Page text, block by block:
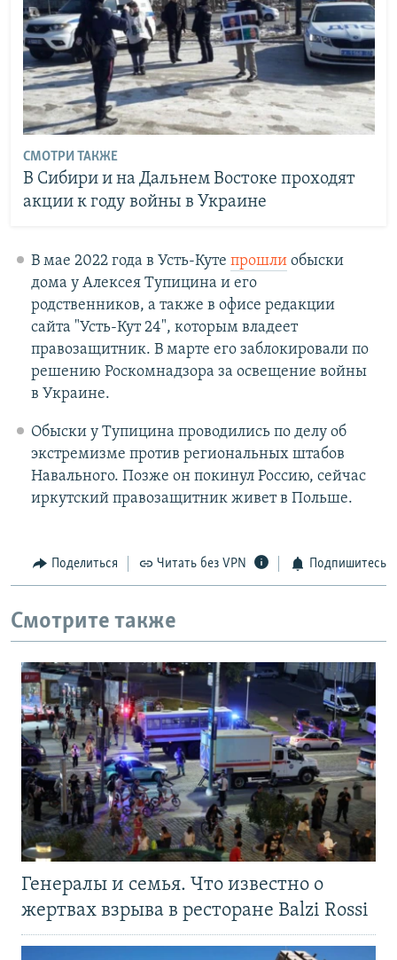
СМОТРИ ТАКЖЕ
В Сибири и на Дальнем Востоке проходят
акции к году войны в Украине
В мае 2022 года в Усть-Куте прошлиобыски
дома у Алексея Тупицина и его
родственников, а также в офисе редакции
сайта "Усть-Кут 24", которым владеет
правозащитник. В марте его заблокировали по
решению Роскомнадзора за освещение войны
в Украине.
Обыски у Тупицина проводились по делу об
экстремизме против региональных штабов
Навального. Позже он покинул Россию, сейчас
иркутский правозащитник живет в Польше.
Поделиться Читать без VPN Подпишитесь
Смотрите также
Генералы и семья. Что известно о
жертвах взрыва в ресторане Balzi Rossi